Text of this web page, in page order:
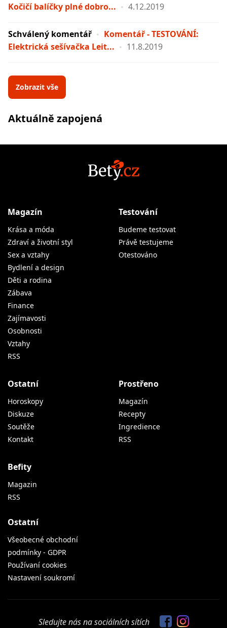
Kočičí balíčky plné dobro...
4.12.2019
Schválený komentář
Komentář - TESTOVÁNÍ:
Elektrická sešívačka Leit...
11.8.2019
Zobrazit vše
Aktuálně zapojená
Magazín
Krása a móda
Zdraví a životní styl
Sex a vztahy
Bydlení a design
Děti a rodina
Zábava
Finance
Zajímavosti
Osobnosti
Vztahy
RSS
Testování
Budeme testovat
Právě testujeme
Otestováno
Ostatní
Horoskopy
Diskuze
Soutěže
Kontakt
Prostřeno
Magazín
Recepty
Ingredience
RSS
Befity
Magazin
RSS
Ostatní
Všeobecné obchodní
podmínky - GDPR
Používaní cookies
Nastavení soukromí
Sledujte nás na sociálních sítích